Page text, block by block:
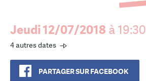
Jeudi 12/07/2018 à 19:30
4 autres dates
PARTAGER SUR FACEBOOK